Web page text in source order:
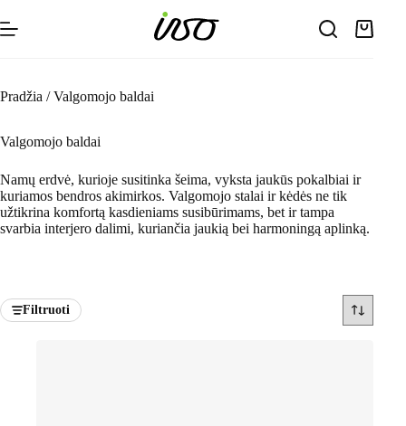
to
content
Pradžia / Valgomojo baldai
Valgomojo baldai
Namų erdvė, kurioje susitinka šeima, vyksta jaukūs pokalbiai ir
kuriamos bendros akimirkos. Valgomojo stalai ir kėdės ne tik
užtikrina komfortą kasdieniams susibūrimams, bet ir tampa
svarbia interjero dalimi, kuriančia jaukią bei harmoningą aplinką.
Filtruoti